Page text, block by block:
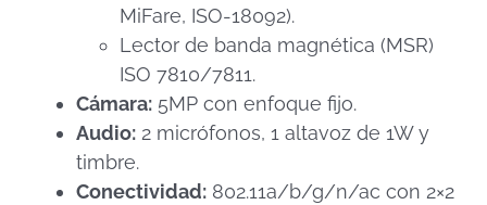
MiFare, ISO-18092).
Lector de banda magnética (MSR)
ISO 7810/7811.
Cámara: 5MP con enfoque fijo.
Audio: 2 micrófonos, 1 altavoz de 1W y
timbre.
Conectividad: 802.11a/b/g/n/ac con 2×2